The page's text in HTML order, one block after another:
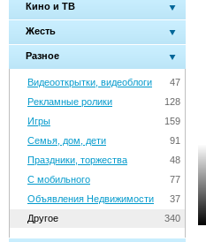
Кино и ТВ
Жесть
Разное
47
Видеооткрытки, видеоблоги
128
Рекламные ролики
159
Игры
91
Семья, дом, дети
48
Праздники, торжества
77
С мобильного
37
Объявления Недвижимости
340
Другое